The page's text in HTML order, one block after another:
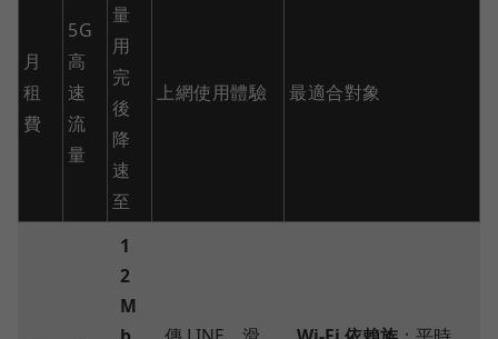
月
租
費
5G
高
速
流
量
量
用
完
後
降
速
至
上網使用體驗 最適合對象
1
2
M